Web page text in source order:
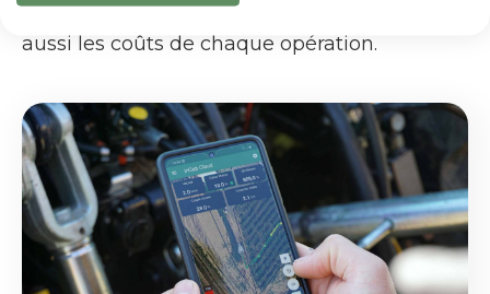
concentrent les efforts de l'entreprise, mais
aussi les coûts de chaque opération.